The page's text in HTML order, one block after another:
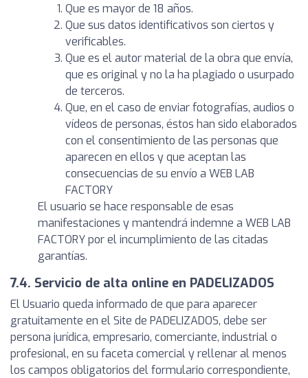
Que es mayor de 18 años.
Que sus datos identificativos son ciertos y
verificables.
Que es el autor material de la obra que envía,
que es original y no la ha plagiado o usurpado
de terceros.
Que, en el caso de enviar fotografías, audios o
vídeos de personas, éstos han sido elaborados
con el consentimiento de las personas que
aparecen en ellos y que aceptan las
consecuencias de su envío a WEB LAB
FACTORY
El usuario se hace responsable de esas
manifestaciones y mantendrá indemne a WEB LAB
FACTORY por el incumplimiento de las citadas
garantías.
7.4. Servicio de alta online en PADELIZADOS
El Usuario queda informado de que para aparecer
gratuitamente en el Site de PADELIZADOS, debe ser
persona jurídica, empresario, comerciante, industrial o
profesional, en su faceta comercial y rellenar al menos
los campos obligatorios del formulario correspondiente,